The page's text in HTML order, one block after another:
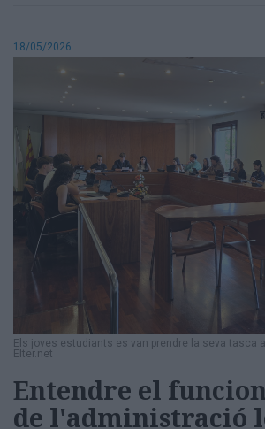
18/05/2026
Els joves estudiants es van prendre la seva tasca
Elter.net
Entendre el
de l'administració